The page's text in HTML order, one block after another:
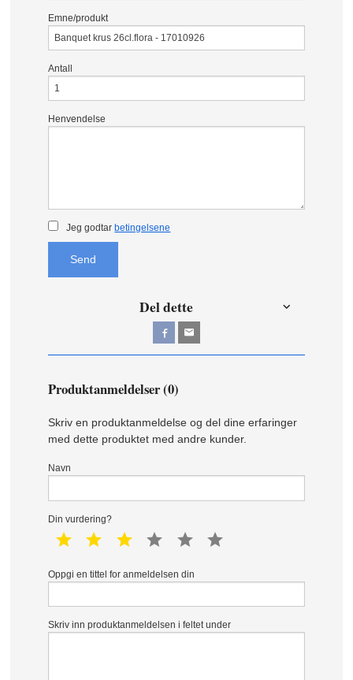
Emne/produkt
Antall
Henvendelse
Jeg godtar betingelsene
Send
Del dette
Produktanmeldelser (0)
Skriv en produktanmeldelse og del dine erfaringer
med dette produktet med andre kunder.
Navn
Din vurdering?
1 star 2 star 3 star 4 star 5 star
Oppgi en tittel for anmeldelsen din
Skriv inn produktanmeldelsen i feltet under